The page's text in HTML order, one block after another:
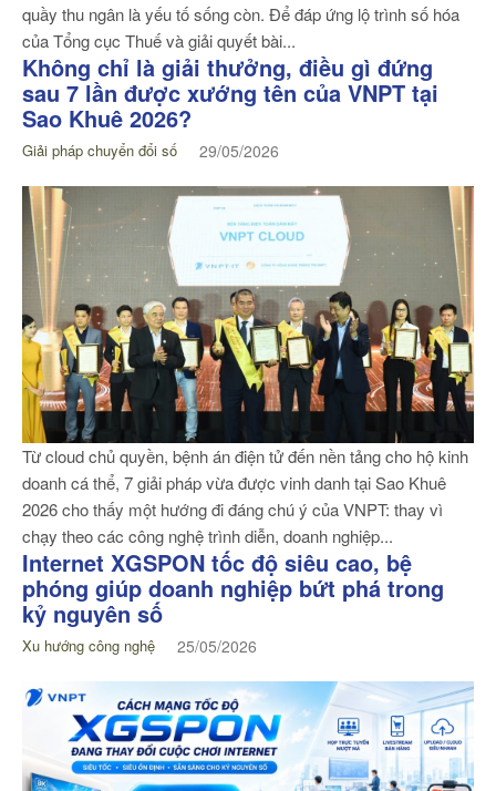
quầy thu ngân là yếu tố sống còn. Để đáp ứng lộ trình số hóa
của Tổng cục Thuế và giải quyết bài...
Không chỉ là giải thưởng, điều gì đứng
sau 7 lần được xướng tên của VNPT tại
Sao Khuê 2026?
Giải pháp chuyển đổi số 29/05/2026
Từ cloud chủ quyền, bệnh án điện tử đến nền tảng cho hộ kinh
doanh cá thể, 7 giải pháp vừa được vinh danh tại Sao Khuê
2026 cho thấy một hướng đi đáng chú ý của VNPT: thay vì
chạy theo các công nghệ trình diễn, doanh nghiệp...
Internet XGSPON tốc độ siêu cao, bệ
phóng giúp doanh nghiệp bứt phá trong
kỷ nguyên số
Xu hướng công nghệ 25/05/2026